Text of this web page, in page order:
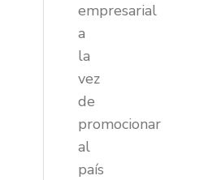
empresarial
a
la
vez
de
promocionar
al
país